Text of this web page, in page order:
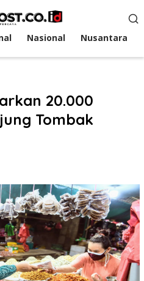
Nasional Nusantara
20.000
Tombak